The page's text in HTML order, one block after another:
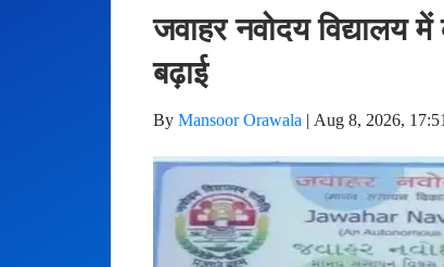
जवाहर नवोदय
बढ़ाई
By Mansoor Orawala | Aug 8, 2026,